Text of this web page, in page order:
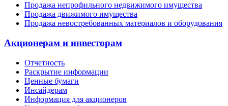
Продажа непрофильного недвижимого имущества
Продажа движимого имущества
Продажа невостребованных материалов и оборудования
Акционерам и инвесторам
Отчетность
Раскрытие информации
Ценные бумаги
Инсайдерам
Информация для акционеров